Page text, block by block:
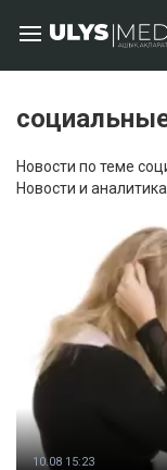
Новости по теме
Новости и
10.08 15:23